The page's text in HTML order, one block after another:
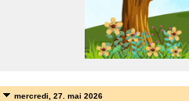
mercredi, 27. mai 2026